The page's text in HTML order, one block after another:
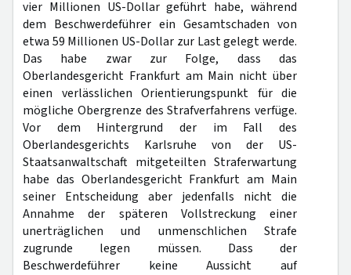
vier Millionen US-Dollar geführt habe, während
dem Beschwerdeführer ein Gesamtschaden von
etwa 59 Millionen US-Dollar zur Last gelegt werde.
Das habe zwar zur Folge, dass das
Oberlandesgericht Frankfurt am Main nicht über
einen verlässlichen Orientierungspunkt für die
mögliche Obergrenze des Strafverfahrens verfüge.
Vor dem Hintergrund der im Fall des
Oberlandesgerichts Karlsruhe von der US-
Staatsanwaltschaft mitgeteilten Straferwartung
habe das Oberlandesgericht Frankfurt am Main
seiner Entscheidung aber jedenfalls nicht die
Annahme der späteren Vollstreckung einer
unerträglichen und unmenschlichen Strafe
zugrunde legen müssen. Dass der
Beschwerdeführer keine Aussicht auf